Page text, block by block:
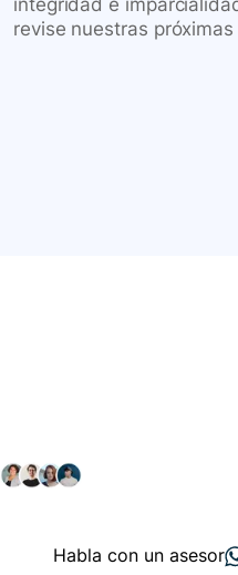
integridad e
revise nuestras
Habla con un asesor